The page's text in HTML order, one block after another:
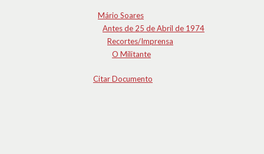
Mário Soares
Antes de 25 de Abril de 1974
Recortes/Imprensa
O Militante
Citar Documento